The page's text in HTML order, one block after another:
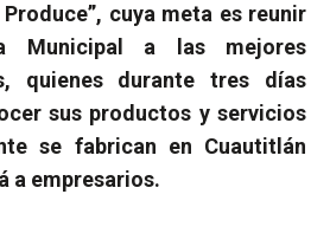
cuya meta es reunir
Municipal a las mejores
quienes durante tres días
sus productos y servicios
se fabrican en Cuautitlán
a empresarios.